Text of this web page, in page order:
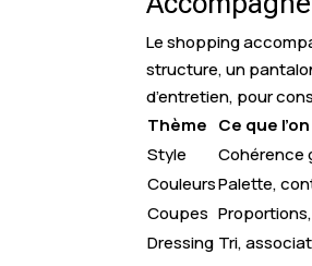
Le shopping
structure, un
d’entretien, pour
Thème Ce que
Style
Cohérence
CouleursPalette,
Coupes
Dressing Tri,